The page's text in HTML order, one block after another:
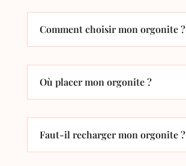
Comment choisir mon orgonite ?
Où placer mon orgonite ?
Faut-il recharger mon orgonite ?